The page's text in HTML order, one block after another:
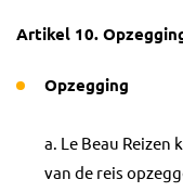
Artikel 10.
Opzegging
a. Le Beau Reizen
van de reis